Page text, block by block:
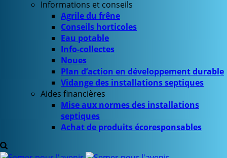
Informations et conseils
Agrile du frêne
Conseils horticoles
Eau potable
Info-collectes
Noues
Plan d’action en développement durable
Vidange des installations septiques
Aides financières
Mise aux normes des installations
septiques
Achat de produits écoresponsables